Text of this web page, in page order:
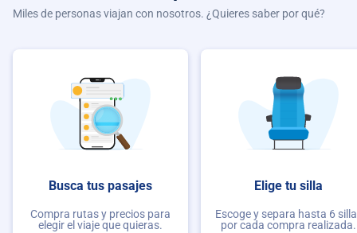
Miles de personas viajan con nosotros. ¿Quieres saber por qué?
Busca tus pasajes
Compra rutas y precios para
elegir el viaje que quieras.
Elige tu silla
Escoge y separa hasta 6
por cada compra realizada.